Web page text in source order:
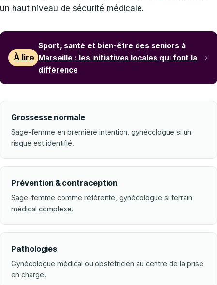
un haut niveau de sécurité médicale.
À lire
Sport, santé et bien-être des seniors à
Marseille : les initiatives locales qui font la
différence
Grossesse normale
Sage-femme en première intention, gynécologue si un
risque est identifié.
Prévention & contraception
Sage-femme comme référente, gynécologue si terrain
médical complexe.
Pathologies
Gynécologue médical ou obstétricien au centre de la prise
en charge.